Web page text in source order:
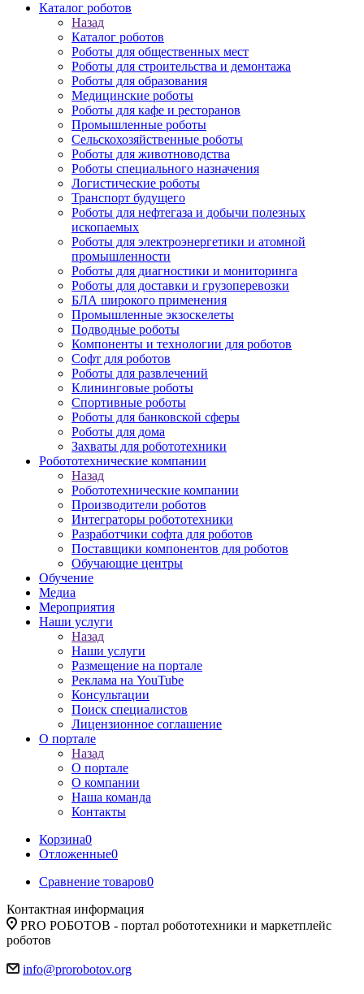
Каталог роботов
Назад
Каталог роботов
Роботы для общественных мест
Роботы для строительства и демонтажа
Роботы для образования
Медицинские роботы
Роботы для кафе и ресторанов
Промышленные роботы
Сельскохозяйственные роботы
Роботы для животноводства
Роботы специального назначения
Логистические роботы
Транспорт будущего
Роботы для нефтегаза и добычи полезных
ископаемых
Роботы для электроэнергетики и атомной
промышленности
Роботы для диагностики и мониторинга
Роботы для доставки и грузоперевозки
БЛА широкого применения
Промышленные экзоскелеты
Подводные роботы
Компоненты и технологии для роботов
Софт для роботов
Роботы для развлечений
Клининговые роботы
Спортивные роботы
Роботы для банковской сферы
Роботы для дома
Захваты для робототехники
Робототехнические компании
Назад
Робототехнические компании
Производители роботов
Интеграторы робототехники
Разработчики софта для роботов
Поставщики компонентов для роботов
Обучающие центры
Обучение
Медиа
Мероприятия
Наши услуги
Назад
Наши услуги
Размещение на портале
Реклама на YouTube
Консультации
Поиск специалистов
Лицензионное соглашение
О портале
Назад
О портале
О компании
Наша команда
Контакты
Корзина0
Отложенные0
Сравнение товаров0
Контактная информация
PRO РОБОТОВ - портал робототехники и маркетплейс
роботов
info@prorobotov.org